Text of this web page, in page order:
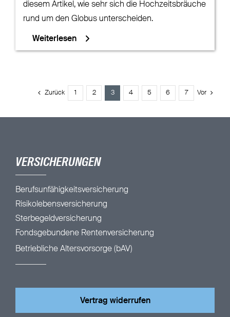
diesem Artikel, wie sehr sich die Hochzeitsbräuche
rund um den Globus unterscheiden.
Weiterlesen
Zurück 1 2 3 4 5 6 7 Vor
VERSICHERUNGEN
Berufsunfähigkeitsversicherung
Risikolebensversicherung
Sterbegeldversicherung
Fondsgebundene Rentenversicherung
Betriebliche Altersvorsorge (bAV)
Vertrag widerrufen